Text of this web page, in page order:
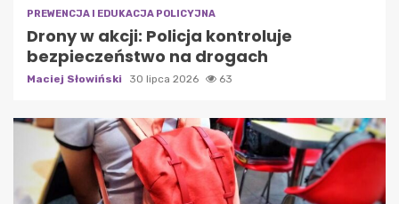
PREWENCJA I EDUKACJA POLICYJNA
Drony w akcji: Policja kontroluje
bezpieczeństwo na drogach
Maciej Słowiński 30 lipca 2026 63